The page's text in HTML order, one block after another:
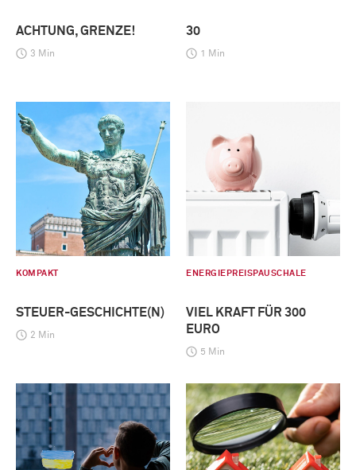
ACHTUNG, GRENZE!
3 Min
30
1 Min
KOMPAKT
STEUER-GESCHICHTE(N)
2 Min
ENERGIEPREISPAUSCHALE
VIEL KRAFT FÜR 300
EURO
5 Min